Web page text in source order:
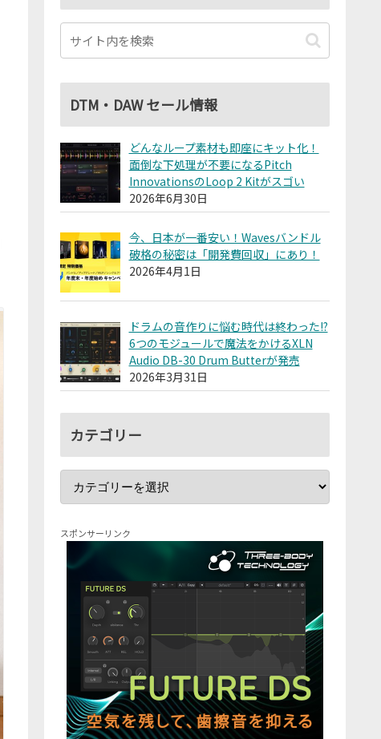
DTM・DAW セール情報
どんなループ素材も即座にキット化！
面倒な下処理が不要になるPitch
InnovationsのLoop 2 Kitがスゴい
2026年6月30日
今、日本が一番安い！Wavesバンドル
破格の秘密は「開発費回収」にあり！
2026年4月1日
ドラムの音作りに悩む時代は終わった!?
6つのモジュールで魔法をかけるXLN
Audio DB-30 Drum Butterが発売
2026年3月31日
カテゴリー
スポンサーリンク